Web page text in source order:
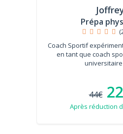
Prépa
Coach Sportif
en tant que coach
universitaire
44€
Après réduction